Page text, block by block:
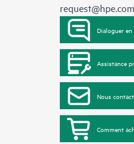
request@hpe.com
Dialoguer
Assistance
Nous
Comment